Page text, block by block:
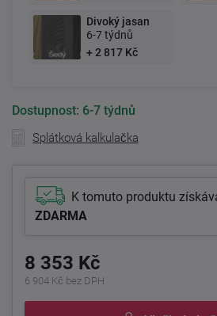
Divoký jasan
6-7 týdnů
+ 2 817 Kč
Dostupnost: 6-7 týdnů
Splátková kalkulačka
K tomuto produktu
ZDARMA
8 353 Kč
6 904 Kč bez DPH